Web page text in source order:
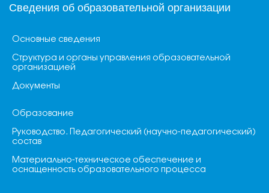
Сведения об образовательной организации
Основные сведения
Структура и органы управления образовательной
организацией
Документы
Образование
Руководство. Педагогический (научно-педагогический)
состав
Материально-техническое обеспечение и
оснащенность образовательного процесса